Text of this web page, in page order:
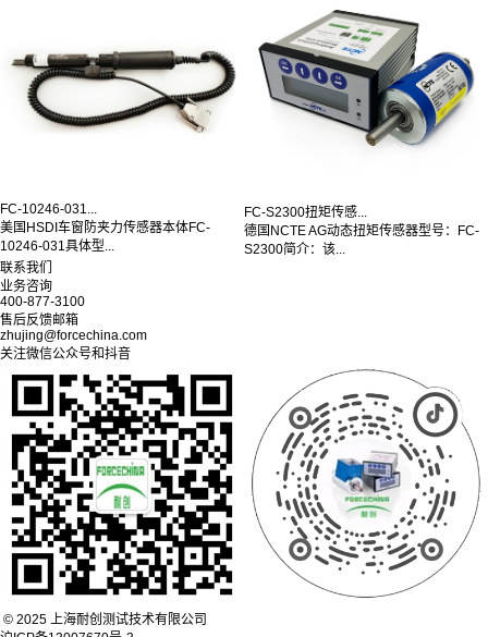
FC-10246-031...
美国HSDI车窗防夹力传感器本体FC-
10246-031具体型...
FC-S2300扭矩传感...
德国NCTE AG动态扭矩传感器型号：FC-
S2300简介：该...
联系我们
业务咨询
400-877-3100
售后反馈邮箱
zhujing@forcechina.com
关注微信公众号和抖音
© 2025 上海耐创测试技术有限公司